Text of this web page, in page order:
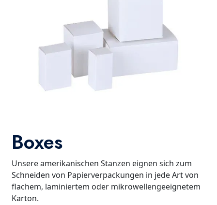
Boxes
Unsere amerikanischen Stanzen eignen sich zum
Schneiden von Papierverpackungen in jede Art von
flachem, laminiertem oder mikrowellengeeignetem
Karton.